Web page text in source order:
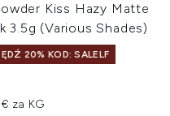
Kiss Hazy Matte
3.5g (Various Shades)
20% KOD: SALELF
za KG